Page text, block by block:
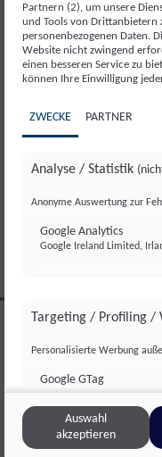
GESCHICHTE
Partnern (2), um unsere
und Tools von Drittanbietern
personenbezogenen Daten.
Website nicht zwingend
einen besseren Service zu
können Ihre Einwilligung
ZWECKE PARTNER
Analyse / Statistik
Anonyme Auswertung zur
Google Analytics
Google Ireland Limited,
Targeting / Profiling /
Personalisierte Werbung
Google GTag
Google Ireland Limited,
Auswahl
akzeptieren